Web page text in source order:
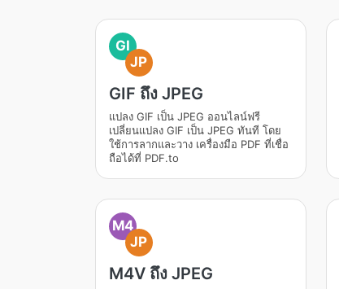
GI
JP
GIF ถึง JPEG
แปลง GIF เป็น JPEG ออนไลน์ฟรี
เปลี่ยนแปลง GIF เป็น JPEG ทันที โดย
ใช้การลากและวาง เครื่องมือ PDF ที่เชื่อ
ถือได้ที่ PDF.to
M4
JP
M4V ถึง JPEG